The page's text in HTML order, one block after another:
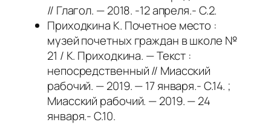
// Глагол. — 2018. -12 апреля.- С.2.
Приходкина К. Почетное место :
музей почетных граждан в школе №
21 / К. Приходкина. — Текст :
непосредственный // Миасский
рабочий. — 2019. — 17 января.- С.14. ;
Миасский рабочий. — 2019. — 24
января.- С.10.